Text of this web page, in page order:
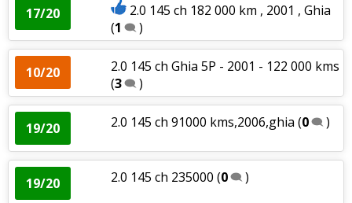
17/20
2.0 145 ch 182 000 km , 2001 , Ghia
(1 )
10/20
2.0 145 ch Ghia 5P - 2001 - 122 000 kms
(3 )
19/20 2.0 145 ch 91000 kms,2006,ghia (0 )
19/20 2.0 145 ch 235000 (0 )